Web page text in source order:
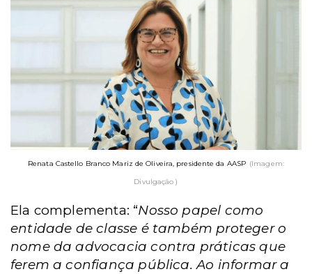
Renata Castello Branco Mariz de Oliveira, presidente da AASP (Imagem:
Divulgação )
Ela complementa: “Nosso papel como
entidade de classe é também proteger o
nome da advocacia contra práticas que
ferem a confiança pública. Ao informar a